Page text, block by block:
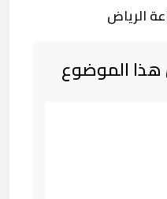
الرياض
هذا الموضوع